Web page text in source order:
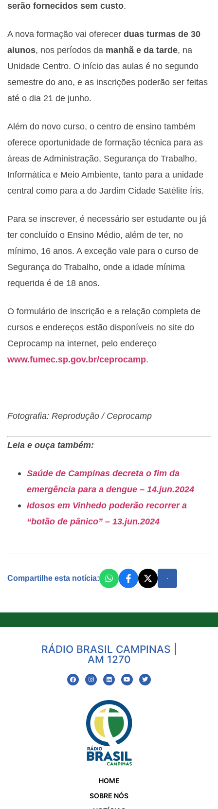
serão fornecidos sem custo.
A nova formação vai oferecer duas turmas de 30
alunos, nos períodos da manhã e da tarde, na
Unidade Centro. O início das aulas é no segundo
semestre do ano, e as inscrições poderão ser feitas
até o dia 21 de junho.
Além do novo curso, o centro de ensino também
oferece oportunidade de formação técnica para as
áreas de Administração, Segurança do Trabalho,
Informática e Meio Ambiente, tanto para a unidade
central como para a do Jardim Cidade Satélite Íris.
Para se inscrever, é necessário ser estudante ou já
ter concluído o Ensino Médio, além de ter, no
mínimo, 16 anos. A exceção vale para o curso de
Segurança do Trabalho, onde a idade mínima
requerida é de 18 anos.
O formulário de inscrição e a relação completa de
cursos e endereços estão disponíveis no site do
Ceprocamp na internet, pelo endereço
www.fumec.sp.gov.br/ceprocamp.
Fotografia: Reprodução / Ceprocamp
Leia e ouça também:
Saúde de Campinas decreta o fim da
emergência para a dengue – 14.jun.2024
Idosos em Vinhedo poderão recorrer a
“botão de pânico” – 13.jun.2024
Compartilhe esta notícia:
RÁDIO BRASIL CAMPINAS |
AM 1270
HOME
SOBRE NÓS